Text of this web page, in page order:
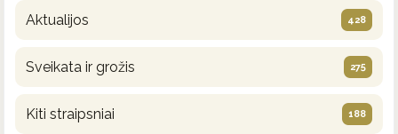
Aktualijos 428
Sveikata ir grožis 275
Kiti straipsniai 188